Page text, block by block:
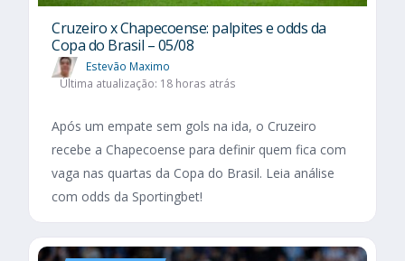
Cruzeiro x Chapecoense: palpites e odds da
Copa do Brasil – 05/08
Estevão Maximo
Última atualização: 18 horas atrás
Após um empate sem gols na ida, o Cruzeiro
recebe a Chapecoense para definir quem fica com
vaga nas quartas da Copa do Brasil. Leia análise
com odds da Sportingbet!